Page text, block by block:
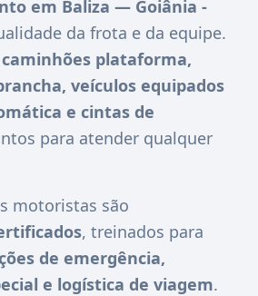
em Baliza — Goiânia -
da frota e da equipe.
caminhões plataforma,
veículos equipados
e cintas de
para atender qualquer
motoristas são
, treinados para
de emergência,
e logística de viagem.